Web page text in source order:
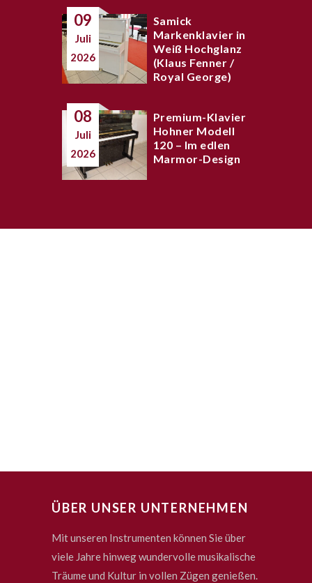
09
Juli
2026
Samick
Markenklavier in
Weiß Hochglanz
(Klaus Fenner /
Royal George)
08
Juli
2026
Premium-Klavier
Hohner Modell
120 – Im edlen
Marmor-Design
ÜBER UNSER UNTERNEHMEN
Mit unseren Instrumenten können Sie über
viele Jahre hinweg wundervolle musikalische
Träume und Kultur in vollen Zügen genießen.